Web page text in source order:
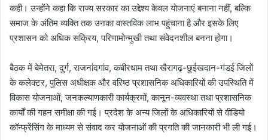
कही। उन्होंने कहा कि राज्य सरकार का उद्देश्य केवल योजनाएं बनाना नहीं, बल्कि
समाज के अंतिम व्यक्ति तक उनका वास्तविक लाभ पहुंचाना है और इसके लिए
प्रशासन को अधिक सक्रिय, परिणामोन्मुखी तथा संवेदनशील बनना होगा।
बैठक में बेमेतरा, दुर्ग, राजनांदगांव, कबीरधाम तथा खैरागढ़-छुईखदान-गंडई जिलों
के कलेक्टर, पुलिस अधीक्षक और वरिष्ठ प्रशासनिक अधिकारियों की उपस्थिति में
विकास योजनाओं, जनकल्याणकारी कार्यक्रमों, कानून-व्यवस्था तथा प्रशासनिक
कार्यों की गहन समीक्षा की गई। प्रदेश के अन्य जिलों के अधिकारियों से वीडियो
कॉन्फ्रेंसिंग के माध्यम से संवाद कर योजनाओं की प्रगति की जानकारी भी ली गई।